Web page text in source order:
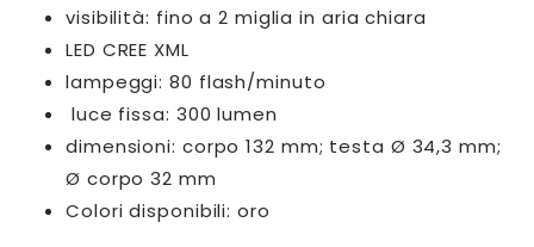
visibilità: fino a 2 miglia in aria chiara
LED CREE XML
lampeggi: 80 flash/minuto
luce fissa: 300 lumen
dimensioni: corpo 132 mm; testa Ø 34,3 mm;
Ø corpo 32 mm
Colori disponibili: oro